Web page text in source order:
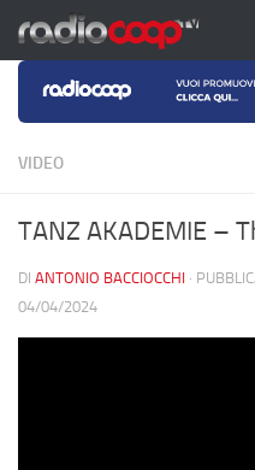
Salta al contenuto
VIDEO
TANZ AKADEMIE –
DI ANTONIO BACCIOCCHI ·
04/04/2024